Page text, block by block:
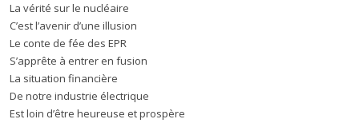
La vérité sur le nucléaire
C’est l’avenir d’une illusion
Le conte de fée des EPR
S’apprête à entrer en fusion
La situation financière
De notre industrie électrique
Est loin d’être heureuse et prospère